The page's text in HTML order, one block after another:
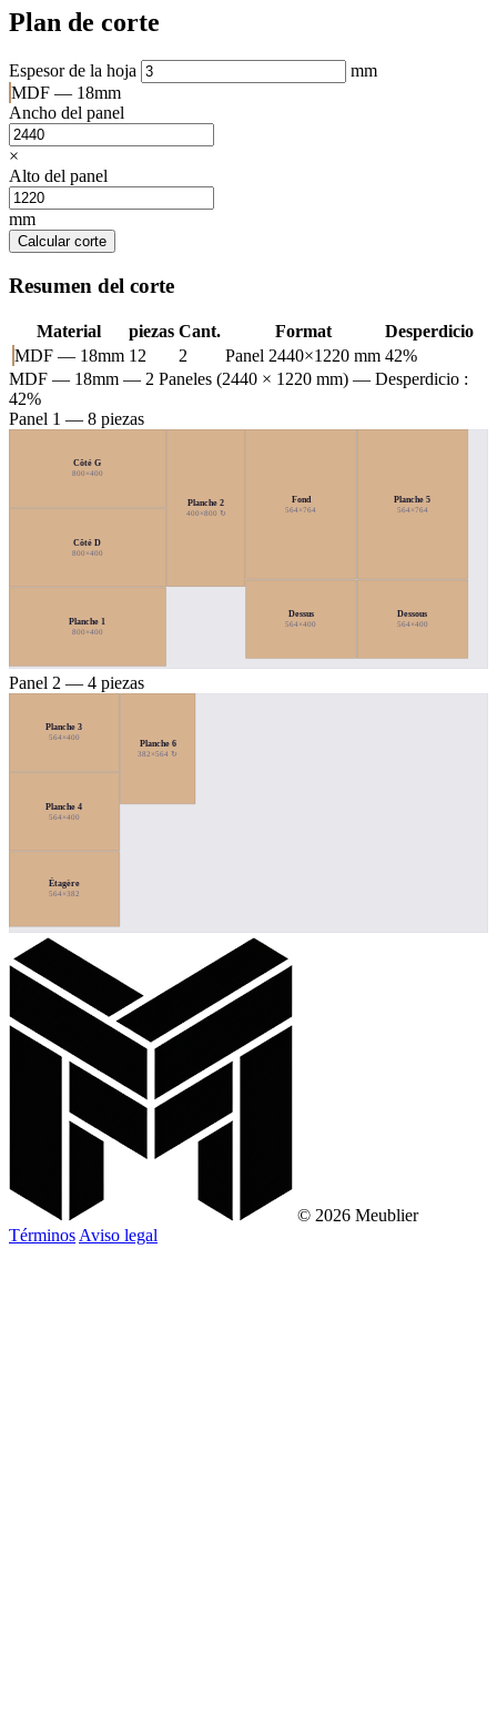
Plan de corte
Espesor de la hoja
mm
MDF — 18mm
Ancho del panel
×
Alto del panel
mm
Calcular corte
Resumen del corte
Material piezas Cant. Format
Desperdicio
MDF — 18mm 12 2 Panel 2440×1220 mm 42%
MDF — 18mm — 2 Paneles (2440 × 1220 mm) — Desperdicio :
42%
Panel 1 — 8 piezas
Côté G
800×400
Côté D
800×400
Planche 1
800×400
Planche 2
400×800 ↻
Fond
564×764
Planche 5
564×764
Dessus
564×400
Dessous
564×400
Panel 2 — 4 piezas
Planche 3
564×400
Planche 4
564×400
Étagère
564×382
Planche 6
382×564 ↻
© 2026 Meublier
Términos Aviso legal